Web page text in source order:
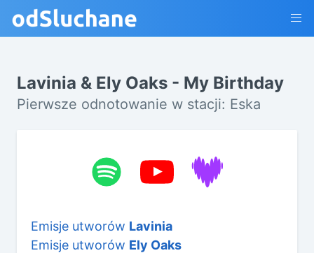
Lavinia & Ely Oaks - My Birthday
Pierwsze odnotowanie w stacji: Eska
Emisje utworów Lavinia
Emisje utworów Ely Oaks